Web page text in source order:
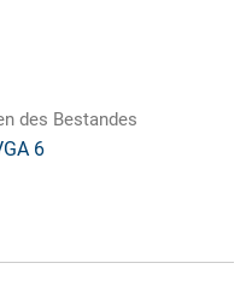
des Bestandes
6